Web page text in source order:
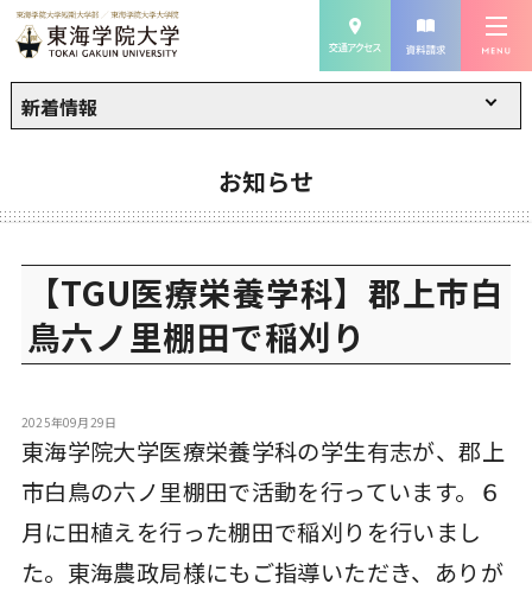
新着情報
お知らせ
【TGU医療栄養学科】郡上市白
鳥六ノ里棚田で稲刈り
2025年09月29日
東海学院大学医療栄養学科の学生有志が、郡上
市白鳥の六ノ里棚田で活動を行っています。６
月に田植えを行った棚田で稲刈りを行いまし
た。東海農政局様にもご指導いただき、ありが